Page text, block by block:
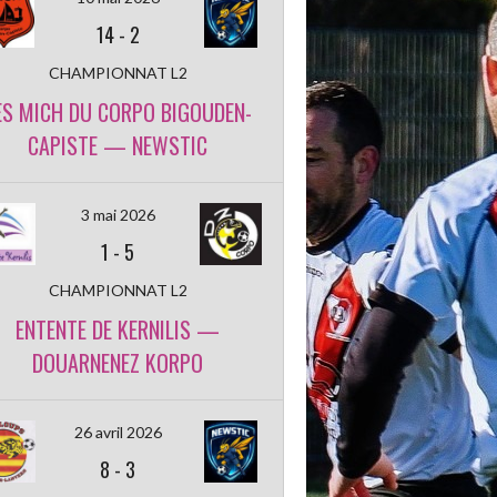
14- 2
CHAMPIONNAT L2
MICH DU CORPO BIGOUDEN-
CAPISTE — NEWSTIC
3 mai 2026
1 - 5
CHAMPIONNAT L2
ENTENTE DE KERNILIS —
DOUARNENEZ KORPO
26 avril 2026
8 - 3